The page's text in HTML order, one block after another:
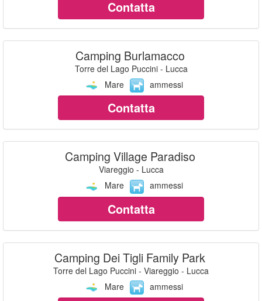
Contatta
Camping Burlamacco
Torre del Lago Puccini - Lucca
Mare
ammessi
Contatta
Camping Village Paradiso
Viareggio - Lucca
Mare
ammessi
Contatta
Camping Dei Tigli Family Park
Torre del Lago Puccini - Viareggio - Lucca
Mare
ammessi